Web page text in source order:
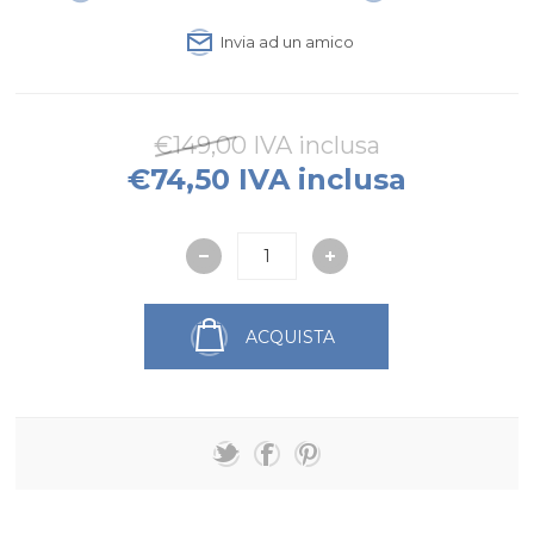
Invia ad un amico
€149,00 IVA inclusa
€74,50 IVA inclusa
ACQUISTA